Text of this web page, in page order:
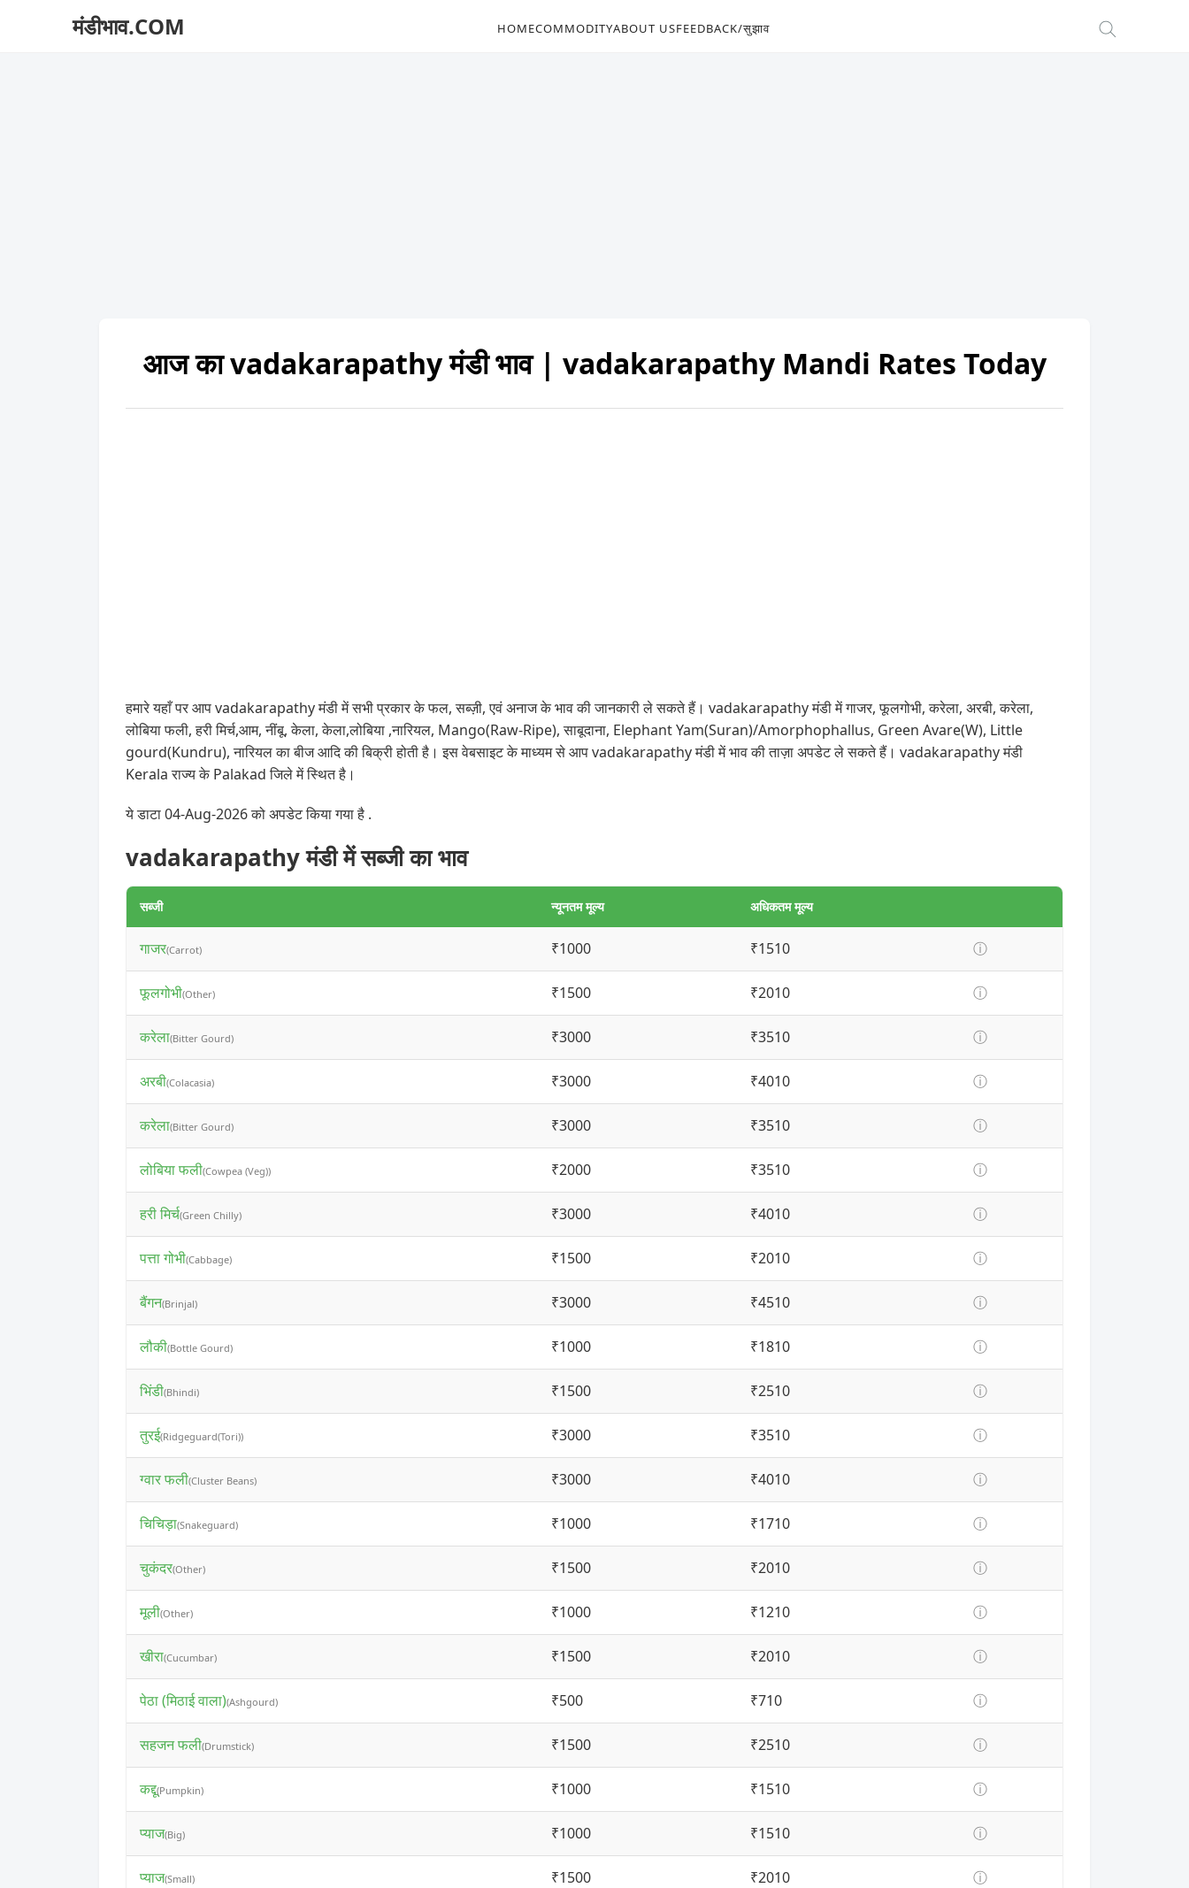
मंडीभाव.COM HOMECOMMODITYABOUT USFEEDBACK/सुझाव
आज का vadakarapathy मंडी भाव | vadakarapathy Mandi Rates Today
हमारे यहाँ पर आप vadakarapathy मंडी में सभी प्रकार के फल, सब्ज़ी, एवं अनाज के भाव की जानकारी ले सकते हैं। vadakarapathy मंडी में गाजर, फूलगोभी, करेला, अरबी, करेला,
लोबिया फली, हरी मिर्च,आम, नींबू, केला, केला,लोबिया ,नारियल, Mango(Raw-Ripe), साबूदाना, Elephant Yam(Suran)/Amorphophallus, Green Avare(W), Little
gourd(Kundru), नारियल का बीज आदि की बिक्री होती है। इस वेबसाइट के माध्यम से आप vadakarapathy मंडी में भाव की ताज़ा अपडेट ले सकते हैं। vadakarapathy मंडी
Kerala राज्य के Palakad जिले में स्थित है।
ये डाटा 04-Aug-2026 को अपडेट किया गया है .
vadakarapathy मंडी में सब्जी का भाव
सब्जी न्यूनतम मूल्य अधिकतम मूल्य
गाजर(Carrot) ₹1000 ₹1510 ⓘ
फूलगोभी(Other) ₹1500 ₹2010 ⓘ
करेला(Bitter Gourd) ₹3000 ₹3510 ⓘ
अरबी(Colacasia) ₹3000 ₹4010 ⓘ
करेला(Bitter Gourd) ₹3000 ₹3510 ⓘ
लोबिया फली(Cowpea (Veg)) ₹2000 ₹3510 ⓘ
हरी मिर्च(Green Chilly) ₹3000 ₹4010 ⓘ
पत्ता गोभी(Cabbage) ₹1500 ₹2010 ⓘ
बैंगन(Brinjal) ₹3000 ₹4510 ⓘ
लौकी(Bottle Gourd) ₹1000 ₹1810 ⓘ
भिंडी(Bhindi) ₹1500 ₹2510 ⓘ
तुरई(Ridgeguard(Tori)) ₹3000 ₹3510 ⓘ
ग्वार फली(Cluster Beans) ₹3000 ₹4010 ⓘ
चिचिड़ा(Snakeguard) ₹1000 ₹1710 ⓘ
चुकंदर(Other) ₹1500 ₹2010 ⓘ
मूली(Other) ₹1000 ₹1210 ⓘ
खीरा(Cucumbar) ₹1500 ₹2010 ⓘ
पेठा (मिठाई वाला)(Ashgourd) ₹500 ₹710 ⓘ
सहजन फली(Drumstick) ₹1500 ₹2510 ⓘ
कद्दू(Pumpkin) ₹1000 ₹1510 ⓘ
प्याज(Big) ₹1000 ₹1510 ⓘ
प्याज(Small) ₹1500 ₹2010 ⓘ